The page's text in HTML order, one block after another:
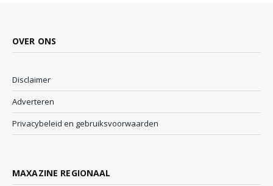
OVER ONS
Disclaimer
Adverteren
Privacybeleid en gebruiksvoorwaarden
MAXAZINE REGIONAAL